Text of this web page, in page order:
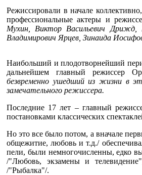
Режиссировали в начале
профессиональные актеры и
Мухин, Виктор Васильевич Дрижд,
Владимирович Ярцев, Зинаида
Наибольший и плодотворнейший
дальнейшем главный режиссер
безвременно ушедший из жизни в
замечательного режиссера.
Последние 17 лет – главный
постановками классических
Но это все было потом, а вначале
общежитие, любовь и т.д./
пели, были немногочисленны, едко
/"Любовь, экзамены и
/"Рыбалка"/.